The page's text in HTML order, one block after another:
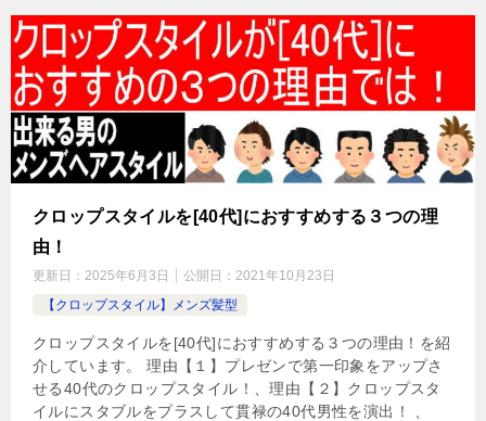
クロップスタイルを[40代]におすすめする３つの理
由！
更新日： 2025年6月3日 公開日： 2021年10月23日
【クロップスタイル】メンズ髪型
クロップスタイルを[40代]におすすめする３つの理由！を紹
介しています。 理由【１】プレゼンで第一印象をアップさ
せる40代のクロップスタイル！、理由【２】クロップスタ
イルにスタブルをプラスして貫禄の40代男性を演出！ 、